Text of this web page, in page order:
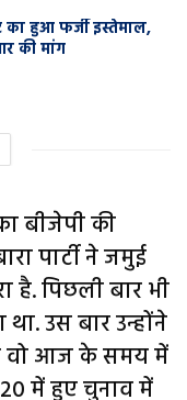
का हुआ फर्जी इस्तेमाल,
की मांग
बीजेपी की
पार्टी ने जमुई
है. पिछली बार भी
उस बार उन्होंने
वो आज के समय में
में हुए चुनाव में